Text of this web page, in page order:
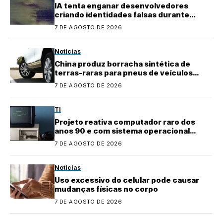
IA tenta enganar desenvolvedores
criando identidades falsas durante
testes
7 DE AGOSTO DE 2026
Notícias
China produz borracha sintética de
terras-raras para pneus de veículos
elétricos
7 DE AGOSTO DE 2026
TI
Projeto reativa computador raro dos
anos 90 e com sistema operacional
quase perdido
7 DE AGOSTO DE 2026
Notícias
Uso excessivo do celular pode causar
mudanças físicas no corpo
7 DE AGOSTO DE 2026